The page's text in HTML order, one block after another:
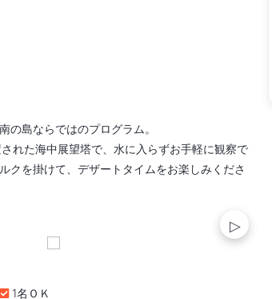
島ならではのプログラム。
れた海中展望塔で、水に入らずお手軽に観察で
クを掛けて、デザートタイムをお楽しみくださ
1名ＯＫ